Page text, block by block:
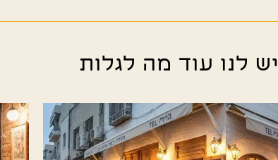
יש לנו עוד מה לגלות